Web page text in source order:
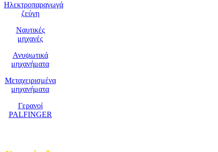
Ηλεκτροπαραγωγά
ζεύγη
Ναυτικές
μηχανές
Ανυψωτικά
μηχανήματα
Μεταχειρισμένα
μηχανήματα
Γερανοί
PALFINGER